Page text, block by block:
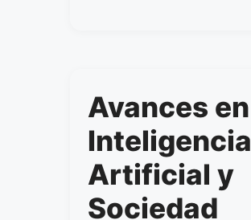
Avances en
Inteligencia
Artificial y
Sociedad